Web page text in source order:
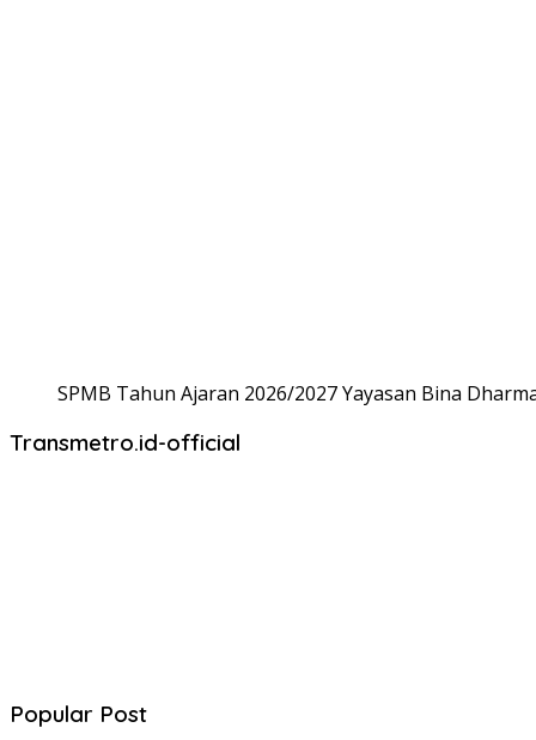
SPMB Tahun Ajaran 2026/2027 Yayasan Bina
Transmetro.id-official
Popular Post